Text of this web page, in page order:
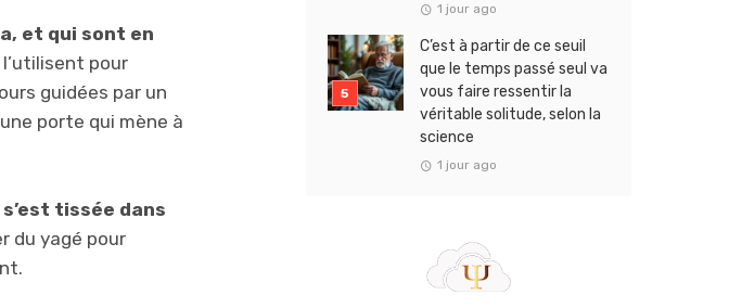
et qui sont en
l’utilisent pour
guidées par un
porte qui mène à
tissée dans
du yagé pour
1 jour ago
C’est à partir de ce seuil
que le temps passé seul va
vous faire ressentir la
véritable solitude, selon la
science
1 jour ago